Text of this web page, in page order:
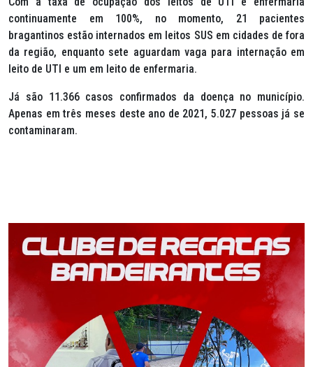
continuamente em 100%, no momento, 21 pacientes
bragantinos estão internados em leitos SUS em cidades de fora
da região, enquanto sete aguardam vaga para internação em
leito de UTI e um em leito de enfermaria.
Já são 11.366 casos confirmados da doença no município.
Apenas em três meses deste ano de 2021, 5.027 pessoas já se
contaminaram.